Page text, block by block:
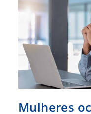
De
Mulheres